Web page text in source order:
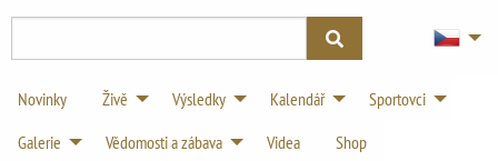
Novinky Živě Výsledky Kalendář
Sportovci
Galerie
Vědomosti a zábava Videa
Shop